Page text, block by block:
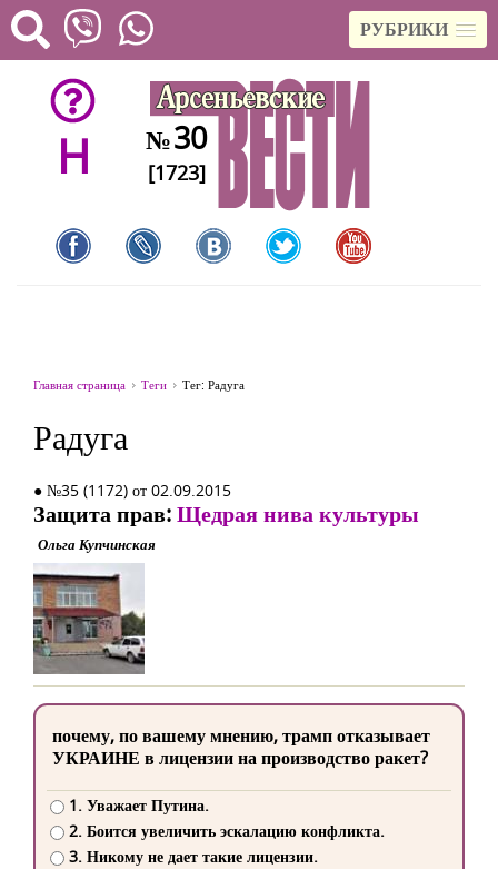
РУБРИКИ
H №30
[1723]
Главная страница Теги Тег: Радуга
Радуга
● №35 (1172) от 02.09.2015
Защита прав:Щедрая нива культуры
Ольга Купчинская
почему, по вашему мнению, трамп отказывает
УКРАИНЕ в лицензии на производство ракет?
1. Уважает Путина.
2. Боится увеличить эскалацию конфликта.
3. Никому не дает такие лицензии.